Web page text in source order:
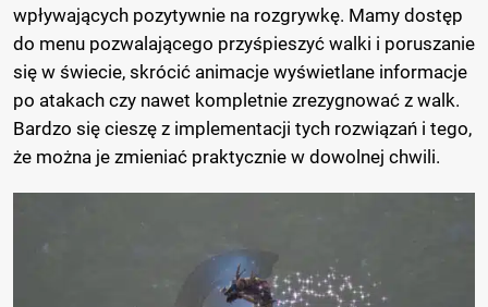
wpływających pozytywnie na rozgrywkę. Mamy dostęp
do menu pozwalającego przyśpieszyć walki i poruszanie
się w świecie, skrócić animacje wyświetlane informacje
po atakach czy nawet kompletnie zrezygnować z walk.
Bardzo się cieszę z implementacji tych rozwiązań i tego,
że można je zmieniać praktycznie w dowolnej chwili.